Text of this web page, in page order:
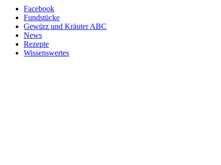
Facebook
Fundstücke
Gewürz und Kräuter ABC
News
Rezepte
Wissenswertes